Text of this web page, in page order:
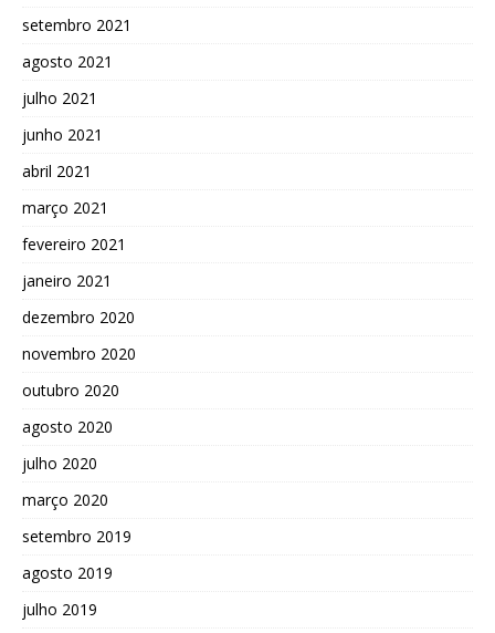
setembro 2021
agosto 2021
julho 2021
junho 2021
abril 2021
março 2021
fevereiro 2021
janeiro 2021
dezembro 2020
novembro 2020
outubro 2020
agosto 2020
julho 2020
março 2020
setembro 2019
agosto 2019
julho 2019